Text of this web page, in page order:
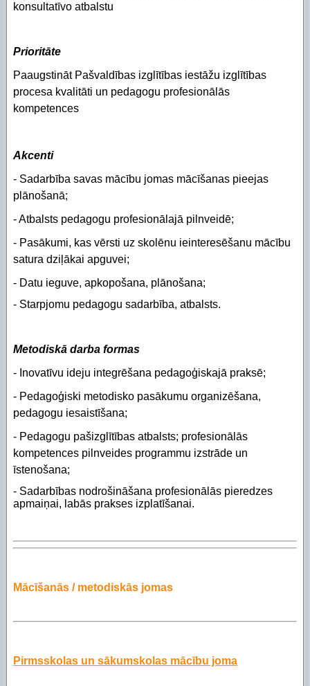
Piekļūstamības paziņojums Izglītības pārvalde
Digitālās plaisas mazināšana sociāli
konsultatīvo atbalstu
Prioritāte
Paaugstināt Pašvaldības izglītības iestāžu izglītības
procesa kvalitāti un pedagogu profesionālās
kompetences
Akcenti
- Sadarbība savas mācību jomas mācīšanas pieejas
plānošanā;
- Atbalsts pedagogu profesionālajā pilnveidē;
- Pasākumi, kas vērsti uz skolēnu ieinteresēšanu mācību
satura dziļākai apguvei;
- Datu ieguve, apkopošana, plānošana;
- Starpjomu pedagogu sadarbība, atbalsts.
Metodiskā darba formas
- Inovatīvu ideju integrēšana pedagoģiskajā praksē;
- Pedagoģiski metodisko pasākumu organizēšana,
pedagogu iesaistīšana;
- Pedagogu pašizglītības atbalsts; profesionālās
kompetences pilnveides programmu izstrāde un
īstenošana;
- Sadarbības nodrošināšana profesionālās pieredzes
apmaiņai, labās prakses izplatīšanai.
Mācīšanās / metodiskās jomas
Pirmsskolas un sākumskolas mācību joma